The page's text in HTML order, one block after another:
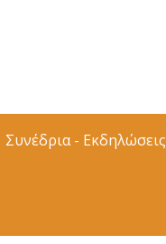
Συνέδρια - Εκδηλώσεις